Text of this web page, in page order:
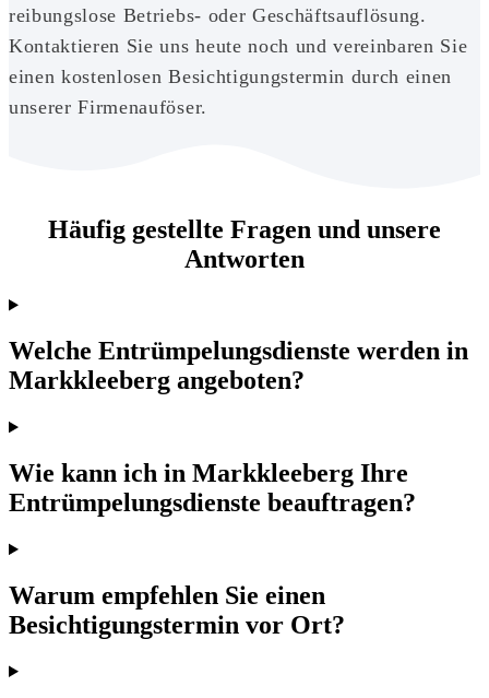
reibungslose Betriebs- oder Geschäftsauflösung.
Kontaktieren Sie uns heute noch und vereinbaren Sie
einen kostenlosen Besichtigungstermin durch einen
unserer Firmenauföser.
Häufig gestellte Fragen und unsere
Antworten
Welche Entrümpelungsdienste werden in
Markkleeberg angeboten?
Wie kann ich in Markkleeberg Ihre
Entrümpelungsdienste beauftragen?
Warum empfehlen Sie einen
Besichtigungstermin vor Ort?